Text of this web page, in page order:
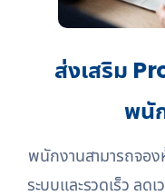
ส่งเสริม
พนั
พนักงานสามารถจอง
ระบบและรวดเร็ว ลด